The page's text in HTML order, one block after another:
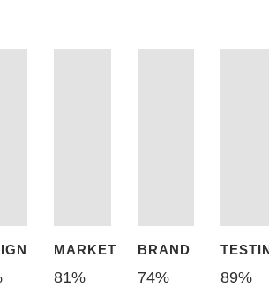
MARKET
81%
BRAND
74% 89%